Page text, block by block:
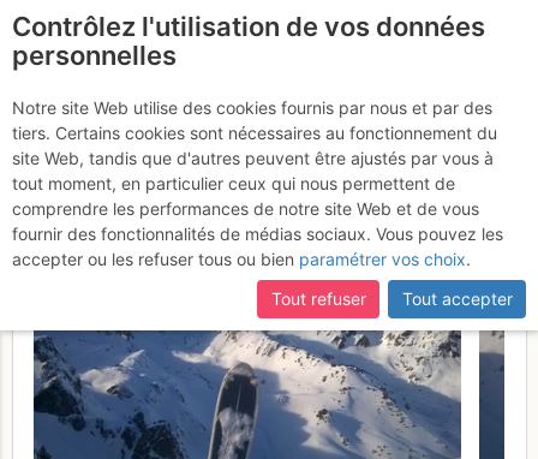
certaines pages ne sont plus accessibles, manquantes ou
incomplètes, déconnectez-vous puis reconnectez-vous à votre
compte sur le site.
Crête de Hossés depuis
les granges de Lurgues
Mardi 14 février 2017
Contrôlez l'utilisation de vos données
personnelles
Notre site Web utilise des cookies fournis par nous et par des
tiers. Certains cookies sont nécessaires au fonctionnement du
site Web, tandis que d'autres peuvent être ajustés par vous à
tout moment, en particulier ceux qui nous permettent de
comprendre les performances de notre site Web et de vous
fournir des fonctionnalités de médias sociaux. Vous pouvez les
accepter ou les refuser tous ou bien paramétrer vos choix.
Tout refuser
Tout accepter